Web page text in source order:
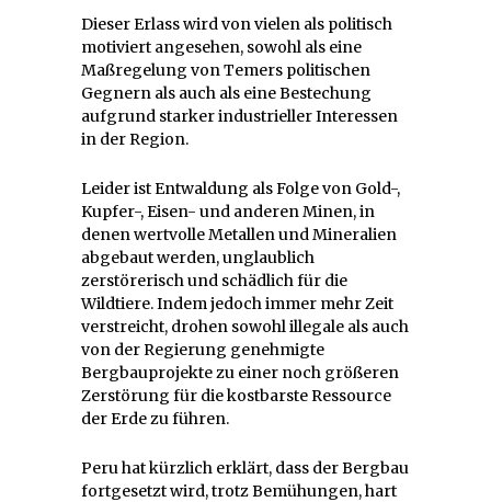
Dieser Erlass wird von vielen als politisch
motiviert angesehen, sowohl als eine
Maßregelung von Temers politischen
Gegnern als auch als eine Bestechung
aufgrund starker industrieller Interessen
in der Region.
Leider ist Entwaldung als Folge von Gold-,
Kupfer-, Eisen- und anderen Minen, in
denen wertvolle Metallen und Mineralien
abgebaut werden, unglaublich
zerstörerisch und schädlich für die
Wildtiere. Indem jedoch immer mehr Zeit
verstreicht, drohen sowohl illegale als auch
von der Regierung genehmigte
Bergbauprojekte zu einer noch größeren
Zerstörung für die kostbarste Ressource
der Erde zu führen.
Peru hat kürzlich erklärt, dass der Bergbau
fortgesetzt wird, trotz Bemühungen, hart